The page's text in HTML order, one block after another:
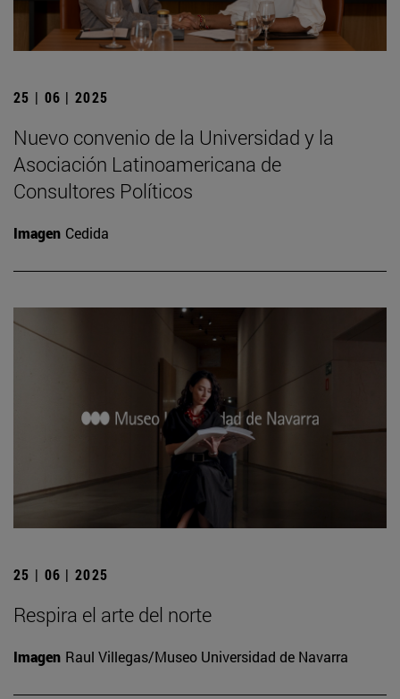
25 | 06 | 2025
Nuevo convenio de la Universidad y la
Asociación Latinoamericana de
Consultores Políticos
Imagen Cedida
25 | 06 | 2025
Respira el arte del norte
Imagen Raul Villegas/Museo Universidad de Navarra